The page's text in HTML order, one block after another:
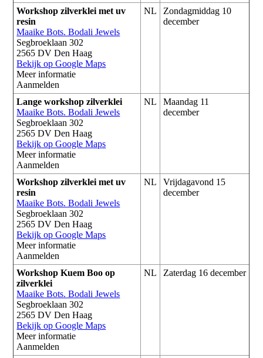
Workshop zilverklei met uv
resin
Maaike Bots. Bodali Jewels
Segbroeklaan 302
2565 DV Den Haag
Bekijk op Google Maps
Meer informatie
Aanmelden
NL
Zondagmiddag 10
december
Lange workshop zilverklei
Maaike Bots. Bodali Jewels
Segbroeklaan 302
2565 DV Den Haag
Bekijk op Google Maps
Meer informatie
Aanmelden
NL
Maandag 11
december
Workshop zilverklei met uv
resin
Maaike Bots. Bodali Jewels
Segbroeklaan 302
2565 DV Den Haag
Bekijk op Google Maps
Meer informatie
Aanmelden
NL
Vrijdagavond 15
december
Workshop Kuem Boo op
zilverklei
Maaike Bots. Bodali Jewels
Segbroeklaan 302
2565 DV Den Haag
Bekijk op Google Maps
Meer informatie
Aanmelden
NL Zaterdag 16 december